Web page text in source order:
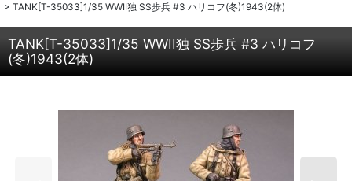
> TANK[T-35033]1/35 WWII独 SS歩兵 #3 ハリコフ(冬)1943(2体)
TANK[T-35033]1/35 WWII独 SS歩兵 #3 ハリコフ
(冬)1943(2体)